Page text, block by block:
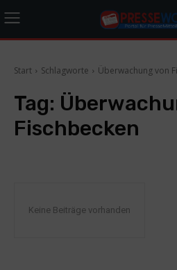
Start Schlagworte Überwachung von
Tag:
Fischbecken
Keine Beiträge vorhanden